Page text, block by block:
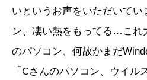
いというお声をいただいてい
ン、凄い熱をもってる…これ
のパソコン、何故かまだ
「Cさんのパソコン、ウイル